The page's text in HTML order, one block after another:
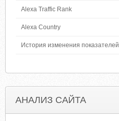
Alexa Traffic Rank
Alexa Country
История изменения показателей
АНАЛИЗ САЙТА